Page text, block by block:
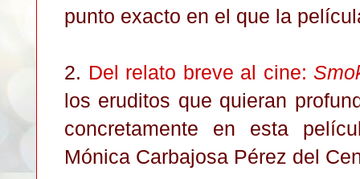
punto exacto en el que la
2. Del relato breve al cine:
los eruditos que quieran
concretamente en esta
Mónica Carbajosa Pérez del